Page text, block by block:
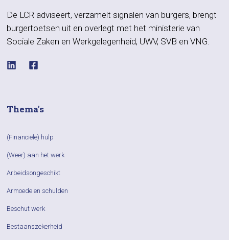
De LCR adviseert, verzamelt signalen van burgers, brengt
burgertoetsen uit en overlegt met het ministerie van
Sociale Zaken en Werkgelegenheid, UWV, SVB en VNG.
Thema's
(Financiële) hulp
(Weer) aan het werk
Arbeidsongeschikt
Armoede en schulden
Beschut werk
Bestaanszekerheid